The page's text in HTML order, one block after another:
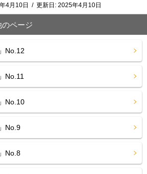
4月10日 / 更新日: 2025年4月10日
ページ
No.12
No.11
No.10
No.9
No.8